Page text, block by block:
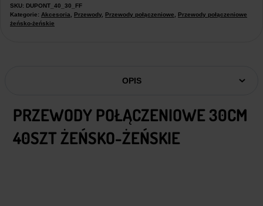
SKU: DUPONT_40_30_FF
Kategorie: Akcesoria, Przewody, Przewody połączeniowe, Przewody połączeniowe
żeńsko-żeńskie
OPIS
PRZEWODY POŁĄCZENIOWE 30CM
40SZT ŻEŃSKO-ŻEŃSKIE